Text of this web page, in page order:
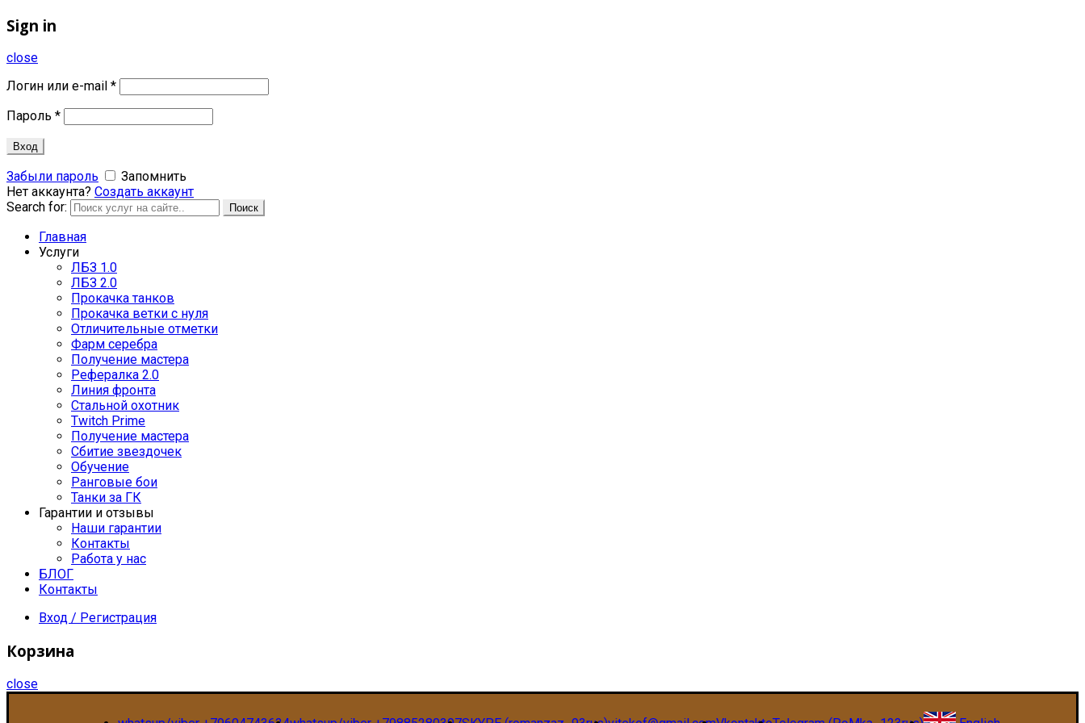
Sign in
close
Логин или e-mail *
Пароль *
Вход
Забыли пароль
Запомнить
Нет аккаунта? Создать аккаунт
Search for:
Поиск
Главная
Услуги
ЛБЗ 1.0
ЛБЗ 2.0
Прокачка танков
Прокачка ветки с нуля
Отличительные отметки
Фарм серебра
Получение мастера
Рефералка 2.0
Линия фронта
Стальной охотник
Twitch Prime
Получение мастера
Сбитие звездочек
Обучение
Ранговые бои
Танки за ГК
Гарантии и отзывы
Наши гарантии
Контакты
Работа у нас
БЛОГ
Контакты
Вход / Регистрация
Корзина
close